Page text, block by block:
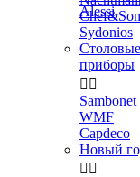
Alessi
Sydonios
Столовые
приборы
 
Sambonet
WMF
Capdeco
Новый
 